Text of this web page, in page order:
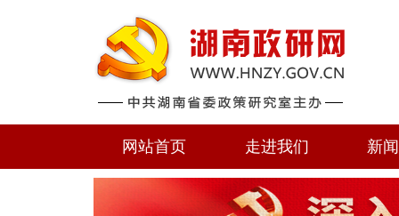
网站首页 走进我们 新